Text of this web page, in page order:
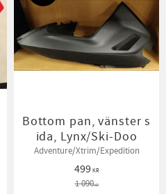
Bottom pan, vänster s
ida, Lynx/Ski-Doo
Adventure/Xtrim/Expedition
499KR
1 090KR